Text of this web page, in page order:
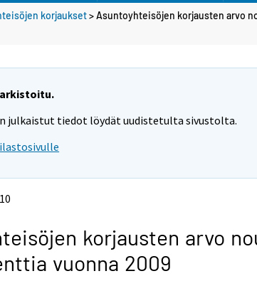
korjaukset> Asuntoyhteisöjen korjausten arvo
arkistoitu.
julkaistut tiedot löydät uudistetulta sivustolta.
korjausten arvo
vuonna 2009